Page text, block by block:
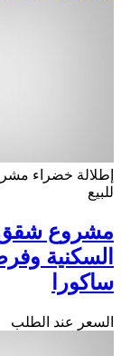
إطلالة خضراء
للبيع
مشروع شقق
السكنية
ساكورا
السعر عند الطلب